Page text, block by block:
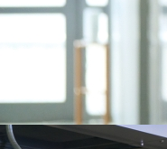
2026年7月